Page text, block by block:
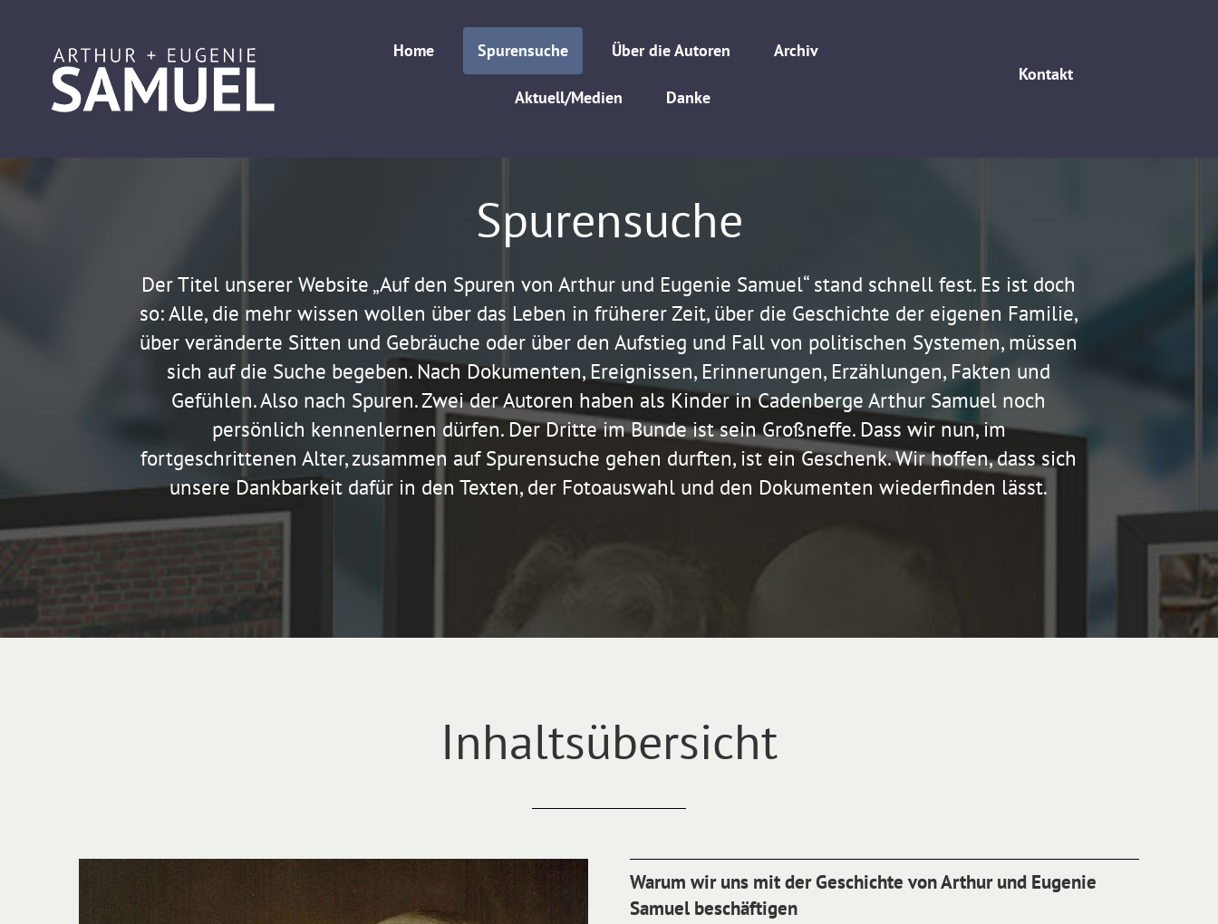
Home Spurensuche Über die Autoren Archiv
Aktuell/Medien Danke
Kontakt
Spurensuche
Der Titel unserer Website „Auf den Spuren von Arthur und Eugenie Samuel“ stand schnell fest. Es ist doch
so: Alle, die mehr wissen wollen über das Leben in früherer Zeit, über die Geschichte der eigenen Familie,
über veränderte Sitten und Gebräuche oder über den Aufstieg und Fall von politischen Systemen, müssen
sich auf die Suche begeben. Nach Dokumenten, Ereignissen, Erinnerungen, Erzählungen, Fakten und
Gefühlen. Also nach Spuren. Zwei der Autoren haben als Kinder in Cadenberge Arthur Samuel noch
persönlich kennenlernen dürfen. Der Dritte im Bunde ist sein Großneffe. Dass wir nun, im
fortgeschrittenen Alter, zusammen auf Spurensuche gehen durften, ist ein Geschenk. Wir hoffen, dass sich
unsere Dankbarkeit dafür in den Texten, der Fotoauswahl und den Dokumenten wiederfinden lässt.
Inhaltsübersicht
Warum wir uns mit der Geschichte von Arthur und Eugenie
Samuel beschäftigen